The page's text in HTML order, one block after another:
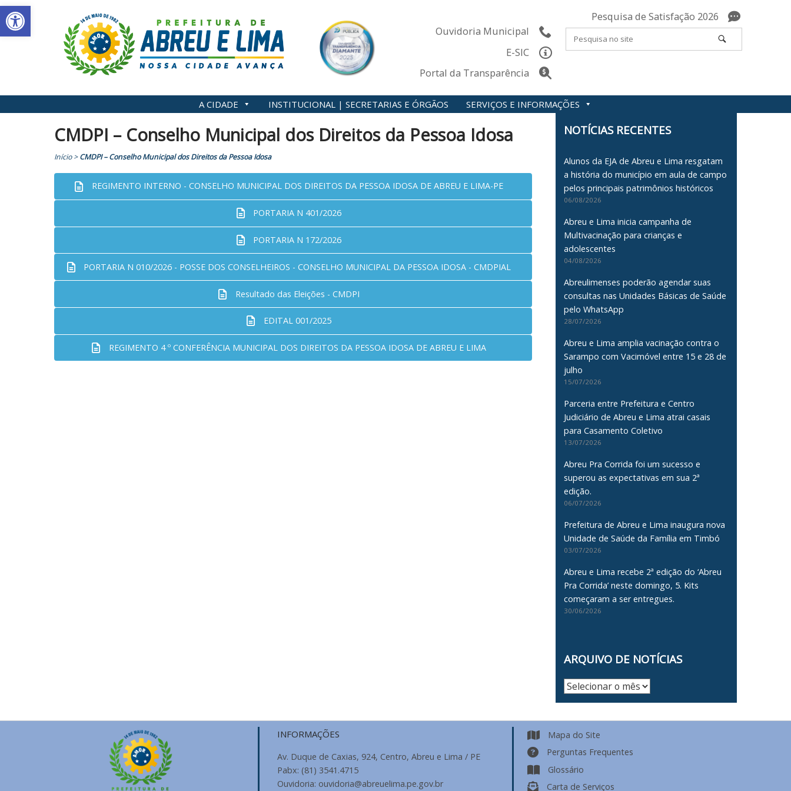
Abrir a barra de ferramentas
Skip
to
content
Ouvidoria Municipal
E-SIC
Portal da Transparência
Pesquisa de Satisfação 2026
A CIDADE INSTITUCIONAL | SECRETARIAS E ÓRGÃOS SERVIÇOS E INFORMAÇÕES
CMDPI – Conselho Municipal dos Direitos da Pessoa Idosa
Início>CMDPI – Conselho Municipal dos Direitos da Pessoa Idosa
REGIMENTO INTERNO - CONSELHO MUNICIPAL DOS DIREITOS DA PESSOA IDOSA DE ABREU E LIMA-PE
PORTARIA N 401/2026
PORTARIA N 172/2026
PORTARIA N 010/2026 - POSSE DOS CONSELHEIROS - CONSELHO MUNICIPAL DA PESSOA IDOSA - CMDPIAL
Resultado das Eleições - CMDPI
EDITAL 001/2025
REGIMENTO 4 º CONFERÊNCIA MUNICIPAL DOS DIREITOS DA PESSOA IDOSA DE ABREU E LIMA
NOTÍCIAS RECENTES
Alunos da EJA de Abreu e Lima resgatam
a história do município em aula de campo
pelos principais patrimônios históricos
06/08/2026
Abreu e Lima inicia campanha de
Multivacinação para crianças e
adolescentes
04/08/2026
Abreulimenses poderão agendar suas
consultas nas Unidades Básicas de Saúde
pelo WhatsApp
28/07/2026
Abreu e Lima amplia vacinação contra o
Sarampo com Vacimóvel entre 15 e 28 de
julho
15/07/2026
Parceria entre Prefeitura e Centro
Judiciário de Abreu e Lima atrai casais
para Casamento Coletivo
13/07/2026
Abreu Pra Corrida foi um sucesso e
superou as expectativas em sua 2ª
edição.
06/07/2026
Prefeitura de Abreu e Lima inaugura nova
Unidade de Saúde da Família em Timbó
03/07/2026
Abreu e Lima recebe 2ª edição do ‘Abreu
Pra Corrida’ neste domingo, 5. Kits
começaram a ser entregues.
30/06/2026
ARQUIVO DE NOTÍCIAS
Arquivo
INFORMAÇÕES
Av. Duque de Caxias, 924, Centro, Abreu e Lima / PE
Pabx: (81) 3541.4715
Ouvidoria: ouvidoria@abreuelima.pe.gov.br
Mapa do Site
Perguntas Frequentes
Glossário
Carta de Serviços